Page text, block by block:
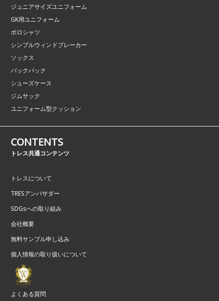
ジュニアサイズユニフォーム
GK用ユニフォーム
ポロシャツ
シンプルウィンドブレーカー
ソックス
バックパック
シューズケース
ジムサック
ユニフォーム型クッション
CONTENTS
トレス共通コンテンツ
トレスについて
TRESアンバサダー
SDGsへの取り組み
会社概要
無料サンプル申し込み
個人情報の取り扱いについて
よくある質問